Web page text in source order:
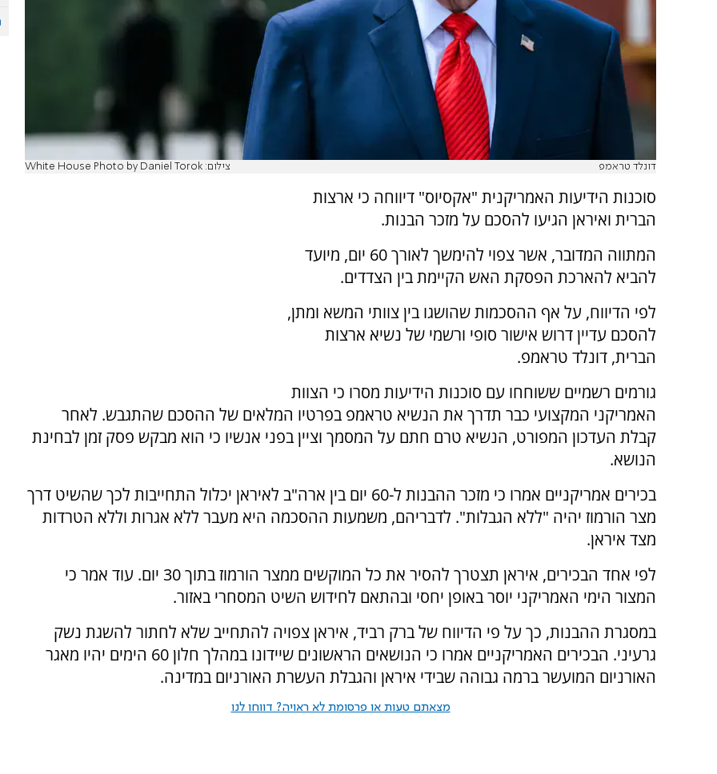
דונלד טראמפ צילום: White House Photo by Daniel Torok
סוכנות הידיעות האמריקנית "אקסיוס" דיווחה כי ארצות
הברית ואיראן הגיעו להסכם על מזכר הבנות.
המתווה המדובר, אשר צפוי להימשך לאורך 60 יום, מיועד
להביא להארכת הפסקת האש הקיימת בין הצדדים.
לפי הדיווח, על אף ההסכמות שהושגו בין צוותי המשא ומתן,
להסכם עדיין דרוש אישור סופי ורשמי של נשיא ארצות
הברית, דונלד טראמפ.
גורמים רשמיים ששוחחו עם סוכנות הידיעות מסרו כי הצוות
האמריקני המקצועי כבר תדרך את הנשיא טראמפ בפרטיו המלאים של ההסכם שהתגבש. לאחר
קבלת העדכון המפורט, הנשיא טרם חתם על המסמך וציין בפני אנשיו כי הוא מבקש פסק זמן לבחינת
הנושא.
בכירים אמריקניים אמרו כי מזכר ההבנות ל-60 יום בין ארה"ב לאיראן יכלול התחייבות לכך שהשיט דרך
מצר הורמוז יהיה "ללא הגבלות". לדבריהם, משמעות ההסכמה היא מעבר ללא אגרות וללא הטרדות
מצד איראן.
לפי אחד הבכירים, איראן תצטרך להסיר את כל המוקשים ממצר הורמוז בתוך 30 יום. עוד אמר כי
המצור הימי האמריקני יוסר באופן יחסי ובהתאם לחידוש השיט המסחרי באזור.
במסגרת ההבנות, כך על פי הדיווח של ברק רביד, איראן צפויה להתחייב שלא לחתור להשגת נשק
גרעיני. הבכירים האמריקניים אמרו כי הנושאים הראשונים שיידונו במהלך חלון 60 הימים יהיו מאגר
האורניום המועשר ברמה גבוהה שבידי איראן והגבלת העשרת האורניום במדינה.
מצאתם טעות או פרסומת לא ראויה? דווחו לנו